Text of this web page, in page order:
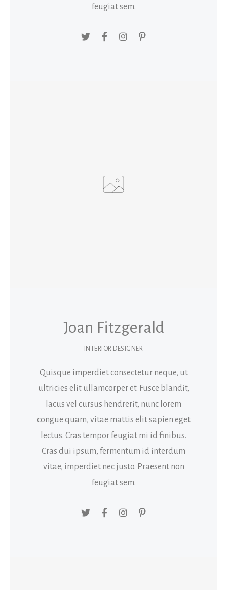
feugiat sem.
Joan Fitzgerald
INTERIOR DESIGNER
Quisque imperdiet consectetur neque, ut
ultricies elit ullamcorper et. Fusce blandit,
lacus vel cursus hendrerit, nunc lorem
congue quam, vitae mattis elit sapien eget
lectus. Cras tempor feugiat mi id finibus.
Cras dui ipsum, fermentum id interdum
vitae, imperdiet nec justo. Praesent non
feugiat sem.